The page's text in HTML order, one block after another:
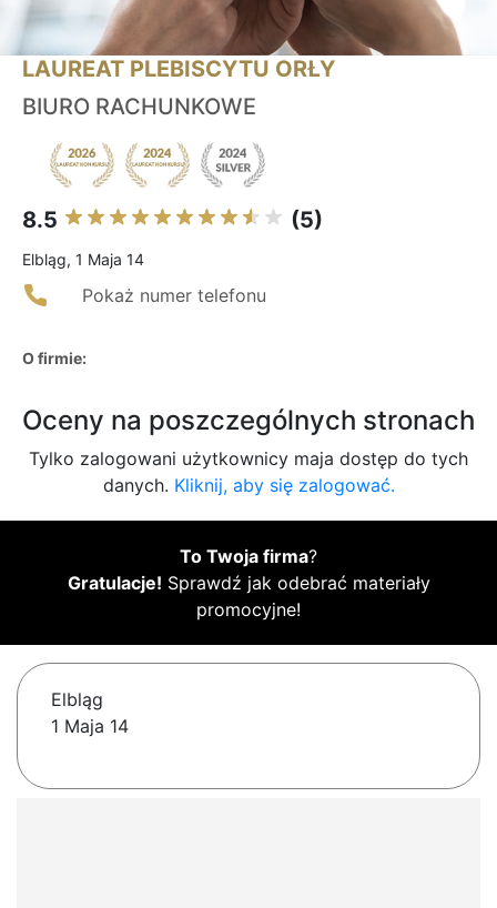
LAUREAT PLEBISCYTU ORŁY
BIURO RACHUNKOWE
8.5 (5)
Elbląg, 1 Maja 14
Pokaż numer telefonu
O firmie:
Oceny na poszczególnych stronach
Tylko zalogowani użytkownicy maja dostęp do tych
danych. Kliknij, aby się zalogować.
To Twoja firma?
Gratulacje! Sprawdź jak odebrać materiały
promocyjne!
Elbląg
1 Maja 14